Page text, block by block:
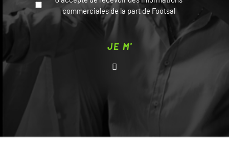
commerciales de la part de Footsal